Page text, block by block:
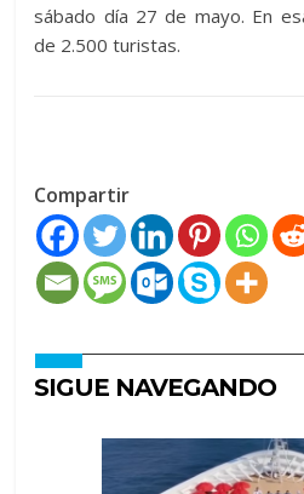
sábado día 27 de mayo. En
de 2.500 turistas.
Compartir
SIGUE NAVEGANDO